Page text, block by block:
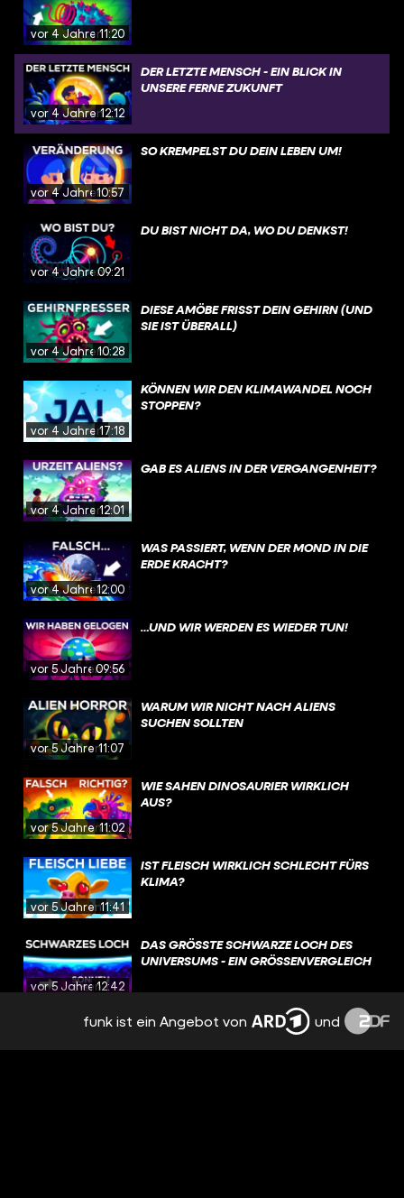
vor 4 Jahren11:20
vor 4 Jahren12:12
DER LETZTE MENSCH - EIN BLICK IN
UNSERE FERNE ZUKUNFT
vor 4 Jahren10:57
SO KREMPELST DU DEIN LEBEN UM!
vor 4 Jahren09:21
DU BIST NICHT DA, WO DU DENKST!
vor 4 Jahren10:28
DIESE AMÖBE FRISST DEIN GEHIRN (UND
SIE IST ÜBERALL)
vor 4 Jahren17:18
KÖNNEN WIR DEN KLIMAWANDEL NOCH
STOPPEN?
vor 4 Jahren12:01
GAB ES ALIENS IN DER VERGANGENHEIT?
vor 4 Jahren12:00
WAS PASSIERT, WENN DER MOND IN DIE
ERDE KRACHT?
vor 5 Jahren09:56
…UND WIR WERDEN ES WIEDER TUN!
vor 5 Jahren11:07
WARUM WIR NICHT NACH ALIENS
SUCHEN SOLLTEN
vor 5 Jahren11:02
WIE SAHEN DINOSAURIER WIRKLICH
AUS?
vor 5 Jahren11:41
IST FLEISCH WIRKLICH SCHLECHT FÜRS
KLIMA?
vor 5 Jahren12:42
DAS GRÖSSTE SCHWARZE LOCH DES U
NIVERSUMS - EIN GRÖSSENVERGLEICH
GIBT ES EINEN PUNKT, DEN WIR NIE
ÜBERSCHREITEN WERDEN?
funk ist ein Angebot von und